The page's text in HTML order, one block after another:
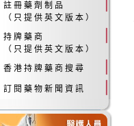
註 冊 藥 劑 制 品
（ 只 提 供 英 文 版 本 ）
持 牌 藥 商
（ 只 提 供 英 文 版 本 ）
香 港 持 牌 藥 商 搜 尋
訂 閱 藥 物 新 聞 資 訊